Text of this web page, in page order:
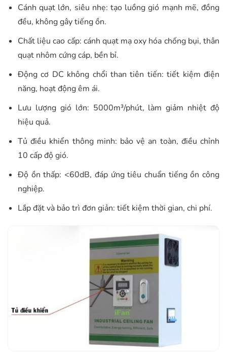
Cánh quạt lớn, siêu nhẹ: tạo luồng gió mạnh mẽ, đồng
đều, không gây tiếng ồn.
Chất liệu cao cấp: cánh quạt mạ oxy hóa chống bụi, thân
quạt nhôm cứng cáp, bền bỉ.
Động cơ DC không chổi than tiên tiến: tiết kiệm điện
năng, hoạt động êm ái.
Lưu lượng gió lớn: 5000m³/phút, làm giảm nhiệt độ
hiệu quả.
Tủ điều khiển thông minh: bảo vệ an toàn, điều chỉnh
10 cấp độ gió.
Độ ồn thấp: <60dB, đáp ứng tiêu chuẩn tiếng ồn công
nghiệp.
Lắp đặt và bảo trì đơn giản: tiết kiệm thời gian, chi phí.